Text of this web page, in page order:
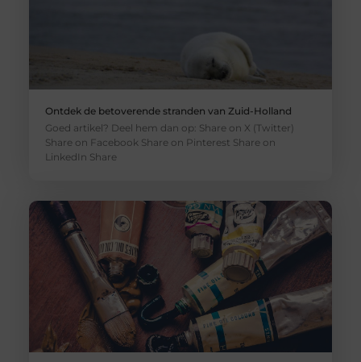
Ontdek de betoverende stranden van Zuid-Holland
Goed artikel? Deel hem dan op: Share on X (Twitter)
Share on Facebook Share on Pinterest Share on
LinkedIn Share